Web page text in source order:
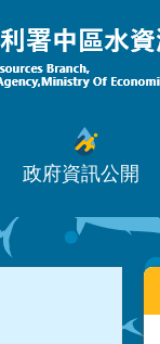
政府資訊公開
:::